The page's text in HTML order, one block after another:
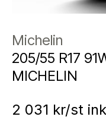
Michelin
205/55 R17
MICHELIN
2 031 kr/st